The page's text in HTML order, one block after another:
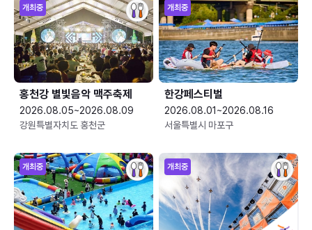
개최중
홍천강 별빛음악 맥주축제
2026.08.05~2026.08.09
강원특별자치도 홍천군
개최중
한강페스티벌
2026.08.01~2026.08.16
서울특별시 마포구
개최중 개최중